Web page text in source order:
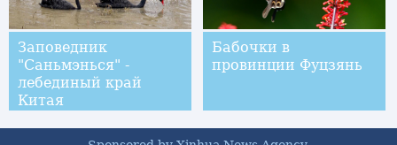
Заповедник
"Саньмэнься" -
лебединый край
Китая
Бабочки в
провинции Фуцзянь